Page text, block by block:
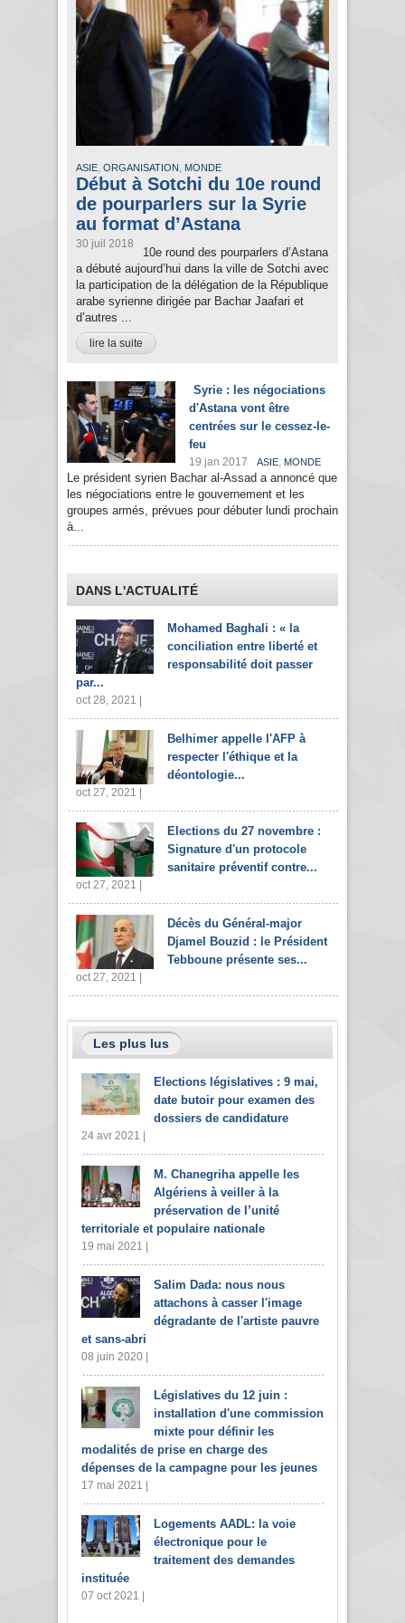
ASIE, ORGANISATION , MONDE
Début à Sotchi du 10e round
de pourparlers sur la Syrie
au format d’Astana
30 juil 2018
10e round des pourparlers d’Astana
a débuté aujourd’hui dans la ville de Sotchi avec
la participation de la délégation de la République
arabe syrienne dirigée par Bachar Jaafari et
d’autres ...
lire la suite
Syrie : les négociations
d'Astana vont être
centrées sur le cessez-le-
feu
19 jan 2017 ASIE, MONDE
Le président syrien Bachar al-Assad a annoncé que
les négociations entre le gouvernement et les
groupes armés, prévues pour débuter lundi prochain
à...
DANS L'ACTUALITÉ
Mohamed Baghali : « la
conciliation entre liberté et
responsabilité doit passer
par...
oct 28, 2021 |
Belhimer appelle l'AFP à
respecter l'éthique et la
déontologie...
oct 27, 2021 |
Elections du 27 novembre :
Signature d'un protocole
sanitaire préventif contre...
oct 27, 2021 |
Décès du Général-major
Djamel Bouzid : le Président
Tebboune présente ses...
oct 27, 2021 |
Les plus lus
Elections législatives : 9 mai,
date butoir pour examen des
dossiers de candidature
24 avr 2021 |
M. Chanegriha appelle les
Algériens à veiller à la
préservation de l’unité
territoriale et populaire nationale
19 mai 2021 |
Salim Dada: nous nous
attachons à casser l'image
dégradante de l'artiste pauvre
et sans-abri
08 juin 2020 |
Législatives du 12 juin :
installation d'une commission
mixte pour définir les
modalités de prise en charge des
dépenses de la campagne pour les jeunes
17 mai 2021 |
Logements AADL: la voie
électronique pour le
traitement des demandes
instituée
07 oct 2021 |